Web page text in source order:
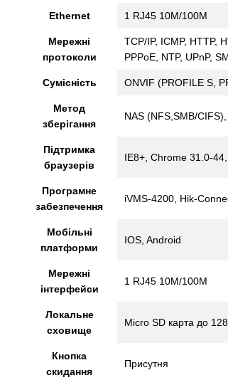
Ethernet 1 RJ45 10M/100M
Мережні
протоколи
TCP/IP, ICMP, HTTP,
PPPoE, NTP, UPnP,
Сумісність ONVIF (PROFILE S,
Метод
зберігання
NAS (NFS,SMB/
Підтримка
браузерів
IE8+, Chrome 31.0-
Програмне
забезпечення
iVMS-4200, Hik-
Мобільні
платформи
IOS, Android
Мережні
інтерфейси
1 RJ45 10M/100M
Локальне
сховище
Micro SD карта до
Кнопка
скидання
Присутня